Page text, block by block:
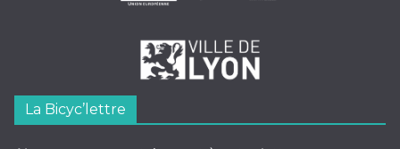
La Bicyc’lettre